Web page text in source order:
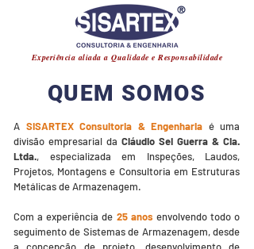
®
Experiência aliada a Qualidade e Responsabilidade
QUEM SOMOS
A SISARTEX Consultoria & Engenharia é uma
divisão empresarial da Cláudio Sei Guerra & Cia.
Ltda.,
especializada em Inspeções, Laudos,
Projetos, Montagens e Consultoria em Estruturas
Metálicas de Armazenagem.
Com a experiência de 25 anos envolvendo todo o
seguimento de Sistemas de Armazenagem, desde